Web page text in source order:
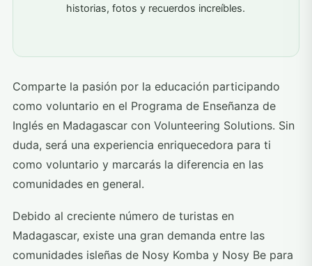
historias, fotos y recuerdos increíbles.
Comparte la pasión por la educación participando
como voluntario en el Programa de Enseñanza de
Inglés en Madagascar con Volunteering Solutions. Sin
duda, será una experiencia enriquecedora para ti
como voluntario y marcarás la diferencia en las
comunidades en general.
Debido al creciente número de turistas en
Madagascar, existe una gran demanda entre las
comunidades isleñas de Nosy Komba y Nosy Be para